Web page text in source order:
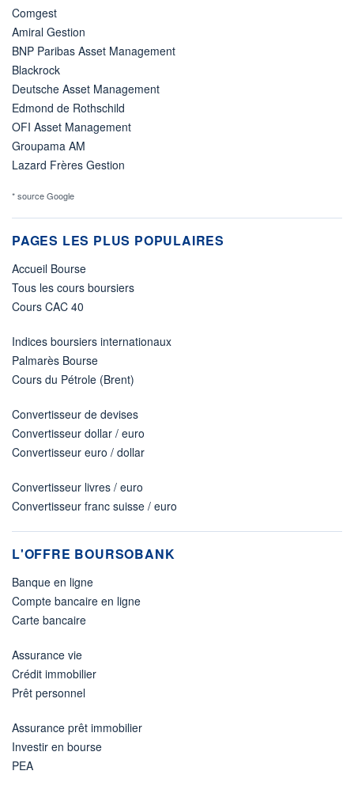
Comgest
Amiral Gestion
BNP Paribas Asset Management
Blackrock
Deutsche Asset Management
Edmond de Rothschild
OFI Asset Management
Groupama AM
Lazard Frères Gestion
* source Google
PAGES LES PLUS POPULAIRES
Accueil Bourse
Tous les cours boursiers
Cours CAC 40
Indices boursiers internationaux
Palmarès Bourse
Cours du Pétrole (Brent)
Convertisseur de devises
Convertisseur dollar / euro
Convertisseur euro / dollar
Convertisseur livres / euro
Convertisseur franc suisse / euro
L'OFFRE BOURSOBANK
Banque en ligne
Compte bancaire en ligne
Carte bancaire
Assurance vie
Crédit immobilier
Prêt personnel
Assurance prêt immobilier
Investir en bourse
PEA